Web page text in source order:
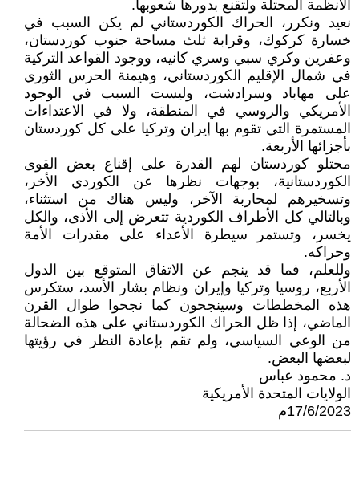
الأنظمة المحتلة ولتقنع بدورها شعوبها.
نعيد ونكرر، الحراك الكوردستاني لم يكن السبب في
خسارة كركوك، وقرابة ثلث مساحة جنوب كوردستان،
وعفرين وكري سبي وسري كانيه، ووجود القواعد التركية
في شمال الإقليم الكوردستاني، وهيمنة الحرس الثوري
على مهاباد وسرادشت، وليست السبب في الوجود
الأمريكي والروسي في المنطقة، ولا في الاعتداءات
المستمرة التي تقوم بها إيران وتركيا على كل كوردستان
بأجزائها الأربعة.
محتلو كوردستان لهم القدرة على إقناع بعض القوى
الكوردستانية، بوجهات نظرها عن الكوردي الأخر،
وتسخيرهم لمحاربة الآخر، وليس هناك من استثناء،
وبالتالي كل الأطراف الكوردية تتعرض إلى الأذى، والكل
يخسر، وتستمر سيطرة الأعداء على مقدرات الأمة
وحراكه.
وللعلم، فما قد ينجم عن الاتفاق المتوقع بين الدول
الأربع، روسيا وتركيا وإيران ونظام بشار الأسد، ستكرس
هذه المخططات وسينجحون كما نجحوا طوال القرن
الماضي، إذا ظل الحراك الكوردستاني على هذه الضحالة
من الوعي السياسي، ولم تقم بإعادة النظر في رؤيتها
لبعضها البعض.
د. محمود عباس
الولايات المتحدة الأمريكية
17/6/2023م